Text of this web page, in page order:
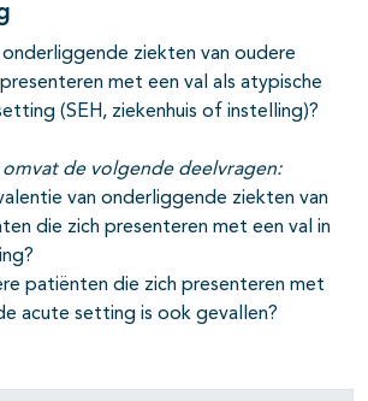
ziekten van oudere
met een val als atypische
(SEH, ziekenhuis of instelling)?
de volgende deelvragen:
van onderliggende ziekten van
die zich presenteren met een val in
patiënten die zich presenteren met
acute setting is ook gevallen?